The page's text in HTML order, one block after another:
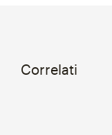
Correlati